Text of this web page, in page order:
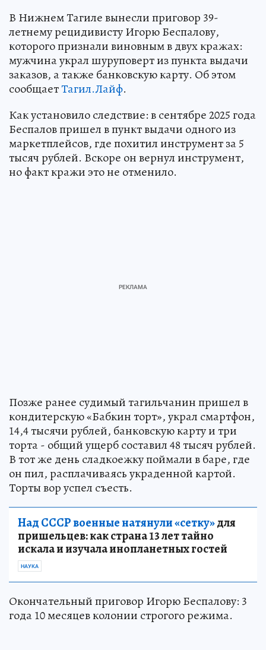
В Нижнем Тагиле вынесли приговор 39-
летнему рецидивисту Игорю Беспалову,
которого признали виновным в двух кражах:
мужчина украл шуруповерт из пункта выдачи
заказов, а также банковскую карту. Об этом
сообщаетТагил.Лайф.
Как установило следствие: в сентябре 2025 года
Беспалов пришел в пункт выдачи одного из
маркетплейсов, где похитил инструмент за 5
тысяч рублей. Вскоре он вернул инструмент,
но факт кражи это не отменило.
Позже ранее судимый тагильчанин пришел в
кондитерскую «Бабкин торт», украл смартфон,
14,4 тысячи рублей, банковскую карту и три
торта - общий ущерб составил 48 тысяч рублей.
В тот же день сладкоежку поймали в баре, где
он пил, расплачиваясь украденной картой.
Торты вор успел съесть.
Над СССР военные натянули «сетку»для
пришельцев: как страна 13 лет тайно
искала и изучала инопланетных гостей
НАУКА
Окончательный приговор Игорю Беспалову: 3
года 10 месяцев колонии строгого режима.